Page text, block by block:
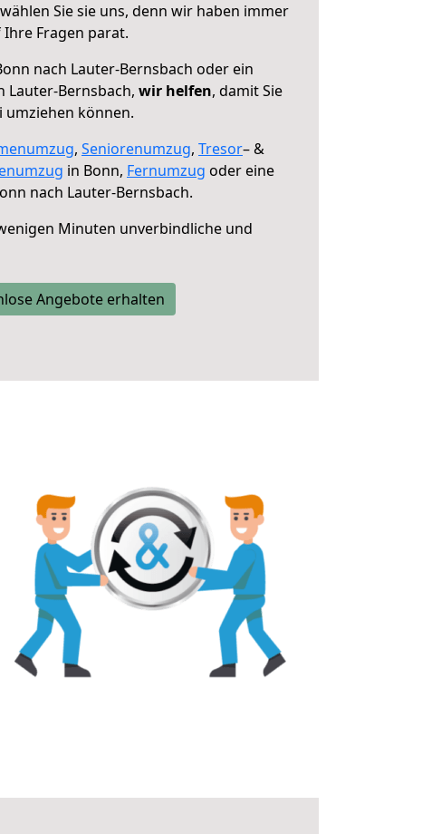
Sie sie uns, denn wir haben immer
Fragen parat.
nach Lauter-Bernsbach oder ein
Lauter-Bernsbach, wir helfen, damit Sie
können.
, Seniorenumzug, Tresor– &
in Bonn, Fernumzug oder eine
nach Lauter-Bernsbach.
Minuten unverbindliche und
Angebote erhalten